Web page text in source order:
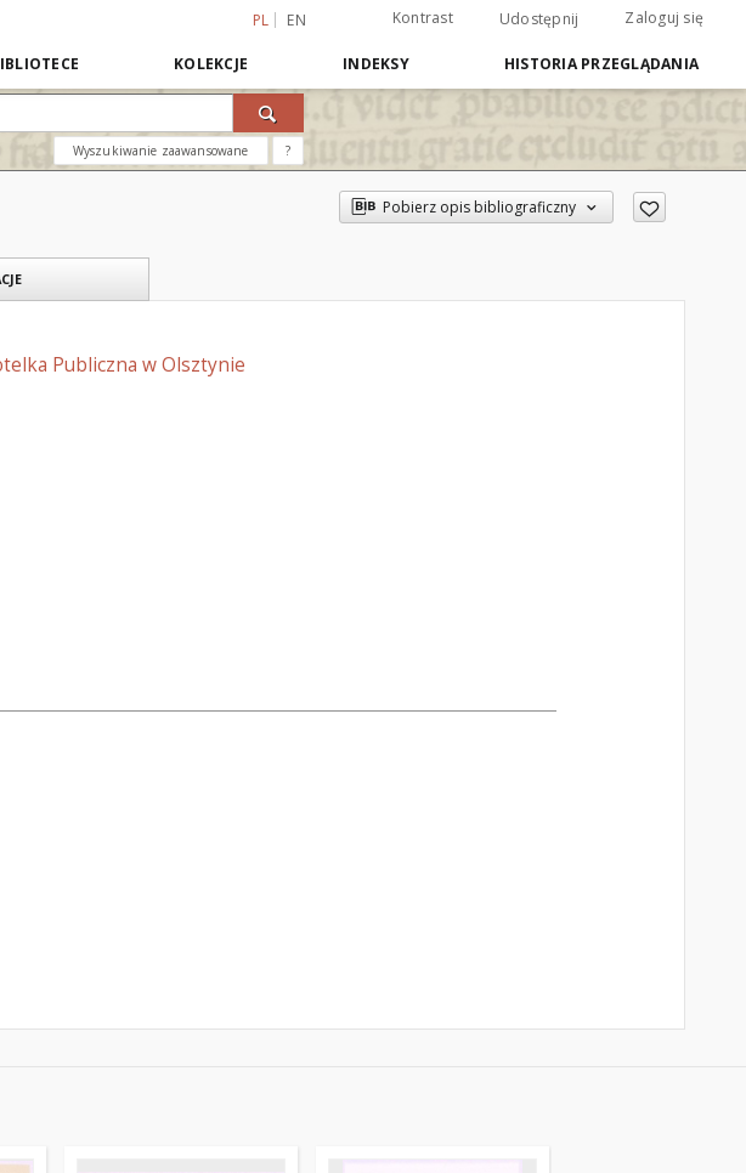
PL EN Kontrast Udostępnij Zaloguj się
KOLEKCJE INDEKSY HISTORIA PRZEGLĄDANIA
Wyszukiwanie zaawansowane ?
Pobierz opis bibliograficzny
Publiczna w Olsztynie